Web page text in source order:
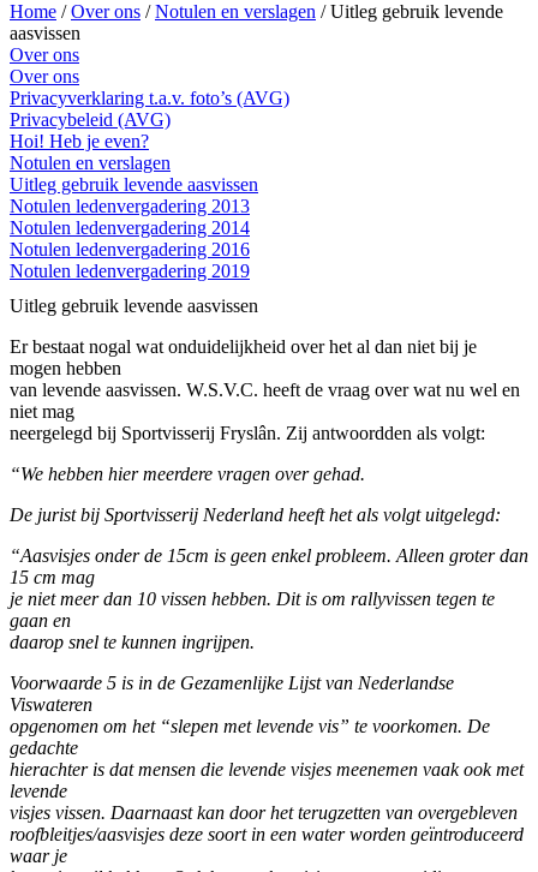
Home /Over ons /Notulen en verslagen /Uitleg gebruik levende
aasvissen
Over ons
Over ons
Privacyverklaring t.a.v. foto’s (AVG)
Privacybeleid (AVG)
Hoi! Heb je even?
Notulen en verslagen
Uitleg gebruik levende aasvissen
Notulen ledenvergadering 2013
Notulen ledenvergadering 2014
Notulen ledenvergadering 2016
Notulen ledenvergadering 2019
Uitleg gebruik levende aasvissen
Er bestaat nogal wat onduidelijkheid over het al dan niet bij je
mogen hebben
van levende aasvissen. W.S.V.C. heeft de vraag over wat nu wel en
niet mag
neergelegd bij Sportvisserij Fryslân. Zij antwoordden als volgt:
“We hebben hier meerdere vragen over gehad.
De jurist bij Sportvisserij Nederland heeft het als volgt uitgelegd:
“Aasvisjes onder de 15cm is geen enkel probleem. Alleen groter dan
15 cm mag
je niet meer dan 10 vissen hebben. Dit is om rallyvissen tegen te
gaan en
daarop snel te kunnen ingrijpen.
Voorwaarde 5 is in de Gezamenlijke Lijst van Nederlandse
Viswateren
opgenomen om het “slepen met levende vis” te voorkomen. De
gedachte
hierachter is dat mensen die levende visjes meenemen vaak ook met
levende
visjes vissen. Daarnaast kan door het terugzetten van overgebleven
roofbleitjes/aasvisjes deze soort in een water worden geïntroduceerd
waar je